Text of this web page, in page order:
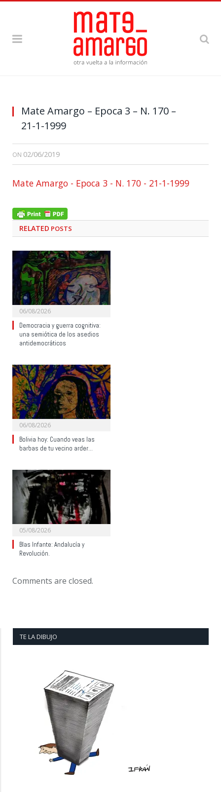
Mate Amargo – Epoca 3 – N. 170 –
21-1-1999
ON 02/06/2019
Mate Amargo - Epoca 3 - N. 170 - 21-1-1999
RELATED POSTS
06/08/2026
Democracia y guerra cognitiva:
una semiótica de los asedios
antidemocráticos
06/08/2026
Bolivia hoy: Cuando veas las
barbas de tu vecino arder…
05/08/2026
Blas Infante: Andalucía y
Revolución.
Comments are closed.
TE LA DIBUJO